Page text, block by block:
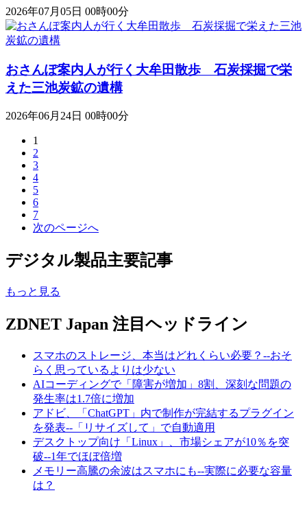
2026年07月05日 00時00分
おさんぽ案内人が行く大牟田散歩 石炭採掘で栄
えた三池炭鉱の遺構
2026年06月24日 00時00分
1
2
3
4
5
6
7
次のページへ
デジタル製品主要記事
もっと見る
ZDNET Japan 注目ヘッドライン
スマホのストレージ、本当はどれくらい必要？--おそ
らく思っているよりは少ない
AIコーディングで「障害が増加」8割、深刻な問題の
発生率は1.7倍に増加
アドビ、「ChatGPT」内で制作が完結するプラグイン
を発表--「リサイズして」で自動適用
デスクトップ向け「Linux」、市場シェアが10％を突
破--1年でほぼ倍増
メモリー高騰の余波はスマホにも--実際に必要な容量
は？